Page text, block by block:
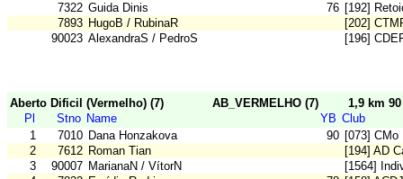
7322 Guida Dinis 76 [192]
7893 HugoB / RubinaR
[202]
90023 AlexandraS / PedroS [196]
Aberto Dificil (Vermelho) (7) AB_VERMELHO (7)
1,9 km
Pl
Stno Name YB Club
1
7010 Dana Honzakova 90 [073] CMo
2
7612 Roman Tian
[194] AD
3
90007 MarianaN / VítorN
[1564]